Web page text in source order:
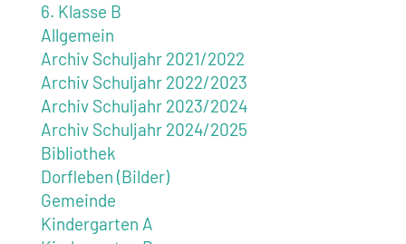
6. Klasse B
Allgemein
Archiv Schuljahr 2021/2022
Archiv Schuljahr 2022/2023
Archiv Schuljahr 2023/2024
Archiv Schuljahr 2024/2025
Bibliothek
Dorfleben (Bilder)
Gemeinde
Kindergarten A